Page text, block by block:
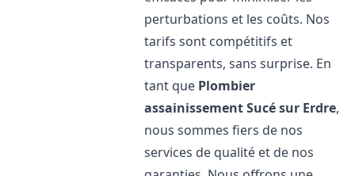
perturbations et les coûts. Nos
tarifs sont compétitifs et
transparents, sans surprise. En
tant que Plombier
assainissementSucé sur Erdre,
nous sommes fiers de nos
services de qualité et de nos